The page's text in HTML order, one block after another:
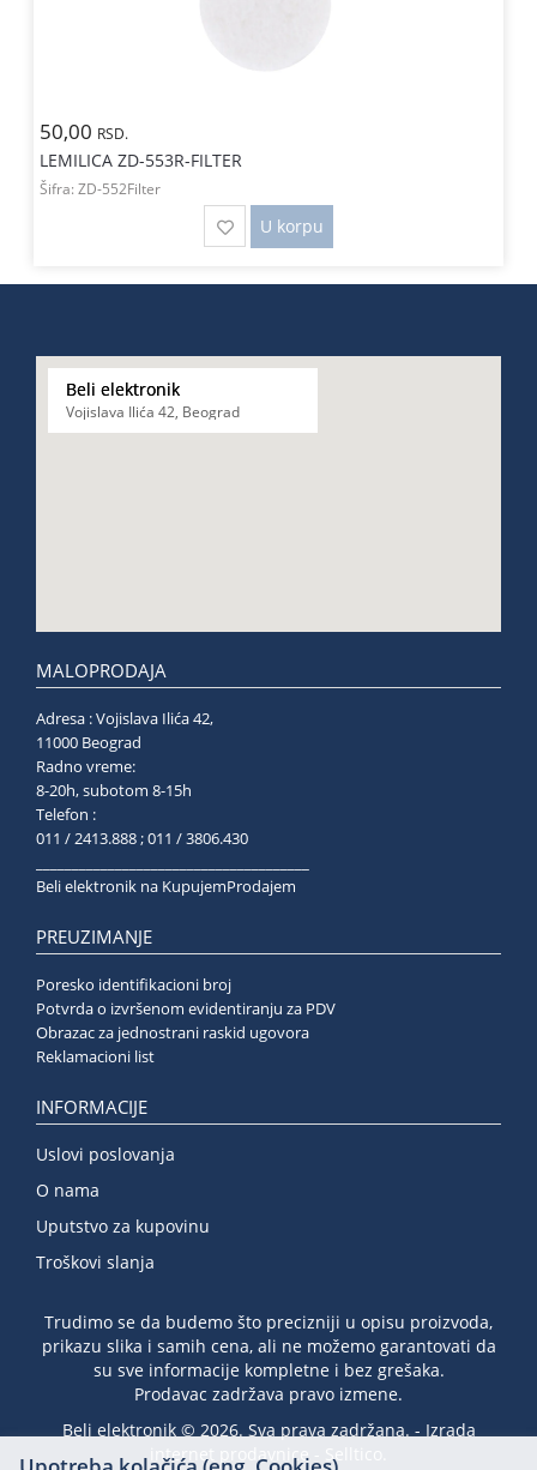
50,00 RSD.
LEMILICA ZD-553R-FILTER
Šifra: ZD-552Filter
U korpu
Beli elektronik
Vojislava Ilića 42, Beograd
MALOPRODAJA
Adresa : Vojislava Ilića 42,
11000 Beograd
Radno vreme:
8-20h, subotom 8-15h
Telefon :
011 / 2413.888 ; 011 / 3806.430
Beli elektronik na KupujemProdajem
PREUZIMANJE
Poresko identifikacioni broj
Potvrda o izvršenom evidentiranju za PDV
Obrazac za jednostrani raskid ugovora
Reklamacioni list
INFORMACIJE
Uslovi poslovanja
O nama
Uputstvo za kupovinu
Troškovi slanja
Trudimo se da budemo što precizniji u opisu proizvoda,
prikazu slika i samih cena, ali ne možemo garantovati da
su sve informacije kompletne i bez grešaka.
Prodavac zadržava pravo izmene.
Beli elektronik © 2026. Sva prava zadržana. - Izrada
internet prodavnice
Selltico.